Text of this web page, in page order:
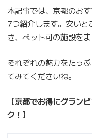
本記事では、京都のお
7つ紹介します。安いと
き、ペット可の施設をま
それぞれの魅力をたっ
てみてくださいね。
【京都でお得にグラン
ク！】